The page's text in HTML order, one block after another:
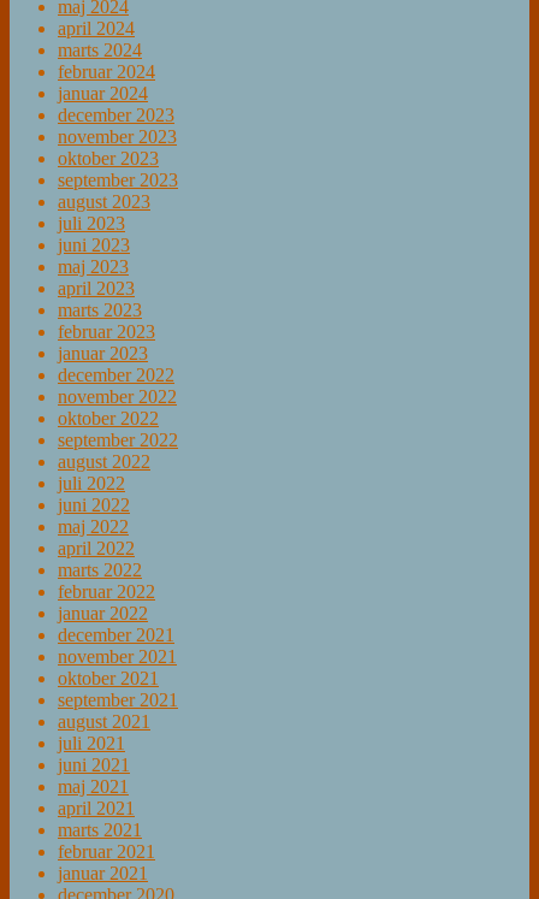
maj 2024
april 2024
marts 2024
februar 2024
januar 2024
december 2023
november 2023
oktober 2023
september 2023
august 2023
juli 2023
juni 2023
maj 2023
april 2023
marts 2023
februar 2023
januar 2023
december 2022
november 2022
oktober 2022
september 2022
august 2022
juli 2022
juni 2022
maj 2022
april 2022
marts 2022
februar 2022
januar 2022
december 2021
november 2021
oktober 2021
september 2021
august 2021
juli 2021
juni 2021
maj 2021
april 2021
marts 2021
februar 2021
januar 2021